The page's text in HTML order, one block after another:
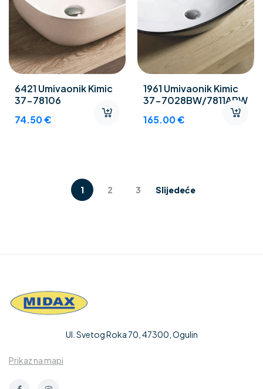
6421 Umivaonik Kimic
37-78106
74.50€
1961 Umivaonik Kimic
37-7028BW/7811ABW
165.00€
1 2 3 Slijedeće
Ul. Svetog Roka 70, 47300, Ogulin
Prikaz na mapi